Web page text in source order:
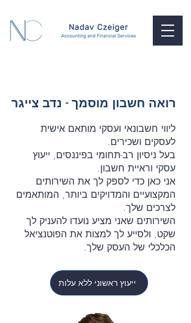
רואה חשבון מוסמך - נדב צייגר
ליווי חשבונאי ועסקי מותאם אישית
לעסקים ושכירים.
בעל ניסיון רב-תחומי בפיננסים, ייעוץ
עסקי וראיית חשבון.
אני כאן כדי לספק לך את השירותים
המקצועיים והמדויקים ביותר, המותאמים
לצרכים שלך.
השירותים שאני מציע נועדו להעניק לך
שקט, ולסייע לך למצות את הפוטנציאל
הכלכלי של העסק שלך.
ייעוץ ראשוני ללא עלות